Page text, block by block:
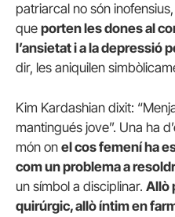
patriarcal no són
que porten les dones al
l’ansietat i a la depressió
dir, les aniquilen
Kim Kardashian dixit:
mantingués jove”. Una ha
món on el cos femení ha
com un problema a
un símbol a disciplinar. Allò
quirúrgic, allò íntim en